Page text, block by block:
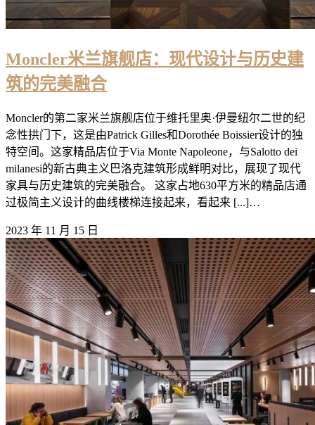
Moncler米兰旗舰店：现代设计与历史建
筑的完美融合
Moncler的第二家米兰旗舰店位于维托里奥·伊曼纽尔二世的纪
念性拱门下，这是由Patrick Gilles和Dorothée Boissier设计的独
特空间。这家精品店位于Via Monte Napoleone，与Salotto dei
milanesi的新古典主义巴洛克建筑形成鲜明对比，展现了现代
家具与历史建筑的完美融合。 这家占地630平方米的精品店通
过极简主义设计的曲线楼梯连接起来，看起来 [...]…
2023 年 11 月 15 日